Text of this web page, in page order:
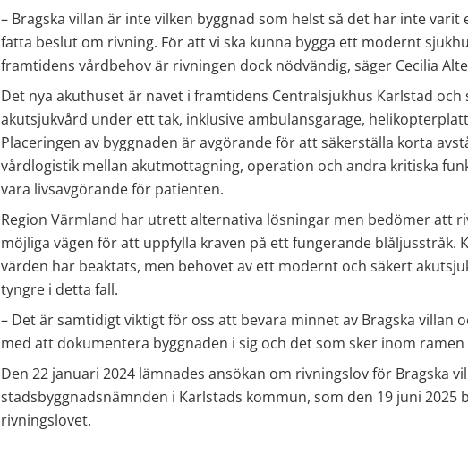
– Bragska villan är inte vilken byggnad som helst så det har inte varit
fatta beslut om rivning. För att vi ska kunna bygga ett modernt
framtidens vårdbehov är rivningen dock nödvändig, säger Cecilia
Det nya akuthuset är navet i framtidens Centralsjukhus Karlstad och
akutsjukvård under ett tak, inklusive ambulansgarage,
Placeringen av byggnaden är avgörande för att säkerställa korta
vårdlogistik mellan akutmottagning, operation och andra kritiska
vara livsavgörande för patienten.
Region Värmland har utrett alternativa lösningar men bedömer att
möjliga vägen för att uppfylla kraven på ett fungerande blåljusstråk.
värden har beaktats, men behovet av ett modernt och säkert
tyngre i detta fall.
– Det är samtidigt viktigt för oss att bevara minnet av Bragska villan
med att dokumentera byggnaden i sig och det som sker inom
Den 22 januari 2024 lämnades ansökan om rivningslov för Bragska
stadsbyggnadsnämnden i Karlstads kommun, som den 19 juni 2025
rivningslovet.